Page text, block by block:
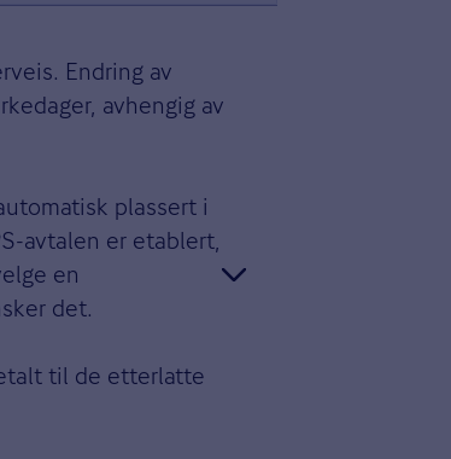
Endring av
avhengig av
plassert i
avtalen er etablert,
en
det.
til de etterlatte